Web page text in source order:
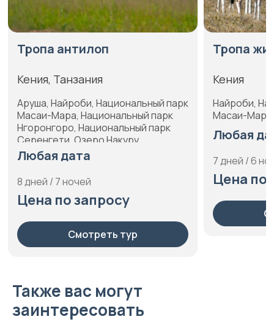
парк
Тропа жирафа
Кения
Найроби, Национальный парк
Масаи-Мара, Озеро Найваша
Любая дата
7 дней / 6 ночей
Цена по запросу 6
Также вас могут
заинтересовать